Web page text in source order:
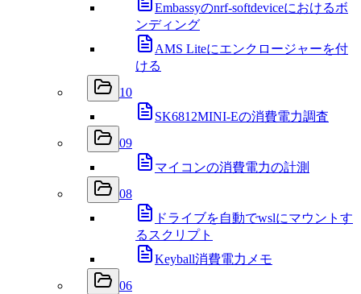
Embassyのnrf-softdeviceにおけるボ
ンディング
AMS Liteにエンクロージャーを付
ける
10
SK6812MINI-Eの消費電力調査
09
マイコンの消費電力の計測
08
ドライブを自動でwslにマウントす
るスクリプト
Keyball消費電力メモ
06